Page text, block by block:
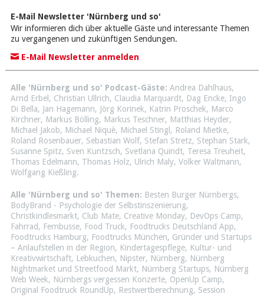
E-Mail Newsletter 'Nürnberg und so'
Wir informieren dich über aktuelle Gäste und interessante Themen
zu vergangenen und zukünftigen Sendungen.
E-Mail Newsletter anmelden
Alle 'Nürnberg und so' Podcast-Gäste: Andrea Dahlhaus,
Arnd Erbel , Christian Ullrich, Claudia Marquardt, Dag Encke, Ingo
Di Bella, Jan Hagemann, Jörg Korinek, Katrin Proschek, Marco
Kirchner, Markus Bölling, Markus Teschner, Matthias Heyder,
Michael Jakob, Michael Niquè, Michael Stingl , Roland Mietke,
Roland Rosenbauer, Sebastian Wolf, Stefan Stretz, Stephan Stark,
Susanne Spitz, Sven Kuntzsch, Svetlana Quindt, Teresa Treuheit,
Thomas Edelmann, Thomas Holz, Ulrich Maly, Volker Waltmann,
Wolfgang Kießling.
Alle 'Nürnberg und so' Themen: Besten Burger Nürnbergs,
BodyBrand - Psychologie der Selbstinszenierung,
Christkindlesmarkt, Club Mate, Creative Monday, DevOps Camp,
Fahrrad, Fernbusse, Food Truck, Foodtrucks Deutschland App,
Foodtrucks Hamburg, Foodtrucks München, Gründer und Startups
– Anlaufstellen in der Region, Kindertagespflege, Kultur- und
Kreativwirtschaft, Lebkuchen, Nipster, Nürnberg, Nürnberg
Nightmarket und Streetfood Markt, Nürnberg Startups, Nürnberg
Web Week, Nürnbergs vergessen Konzerte, OpenUp Camp,
Original Foodtruck RoundUp, Restwertberechnung, Session